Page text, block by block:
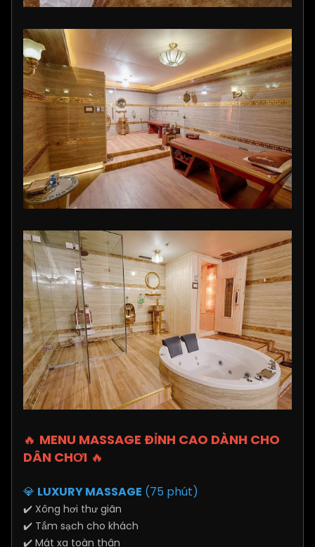
🔥 MENU MASSAGE ĐỈNH CAO DÀNH CHO
DÂN CHƠI 🔥
💎 LUXURY MASSAGE (75 phút)
✔️ Xông hơi thư giãn
✔️ Tắm sạch cho khách
✔️ Mát xa toàn thân